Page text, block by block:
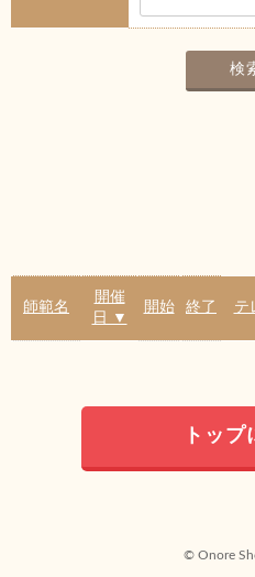
師範名
開催
日 ▼
開始 終了 テ
トップ
© Onore